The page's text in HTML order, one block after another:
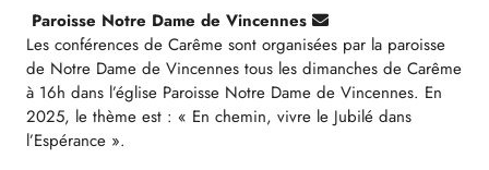
Paroisse Notre Dame de Vincennes
Les conférences de Carême sont organisées par la paroisse
de Notre Dame de Vincennes tous les dimanches de Carême
à 16h dans l’église Paroisse Notre Dame de Vincennes. En
2025, le thème est : « En chemin, vivre le Jubilé dans
l’Espérance ».